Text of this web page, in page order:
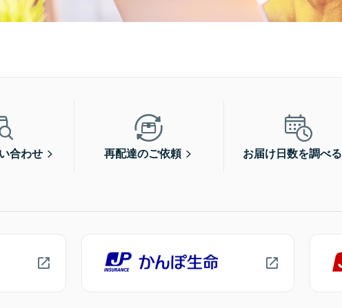
合わせ 再配達のご依頼 お届け日数を調べる